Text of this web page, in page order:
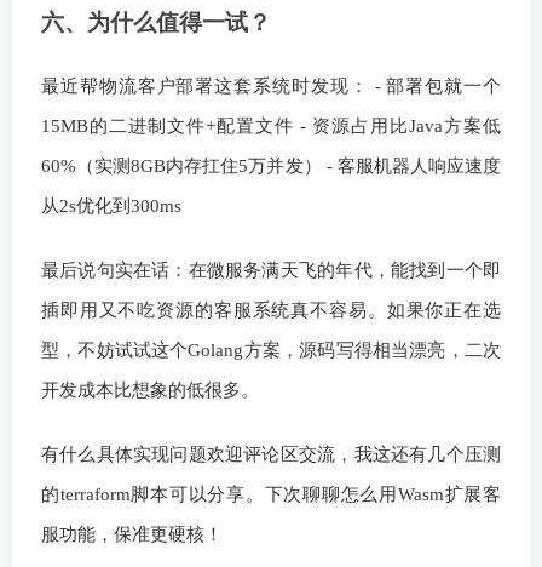
六、为什么值得一试？
最近帮物流客户部署这套系统时发现： - 部署包就一个
15MB的二进制文件+配置文件 - 资源占用比Java方案低
60%（实测8GB内存扛住5万并发） - 客服机器人响应速度
从2s优化到300ms
最后说句实在话：在微服务满天飞的年代，能找到一个即
插即用又不吃资源的客服系统真不容易。如果你正在选
型，不妨试试这个Golang方案，源码写得相当漂亮，二次
开发成本比想象的低很多。
有什么具体实现问题欢迎评论区交流，我这还有几个压测
的terraform脚本可以分享。下次聊聊怎么用Wasm扩展客
服功能，保准更硬核！